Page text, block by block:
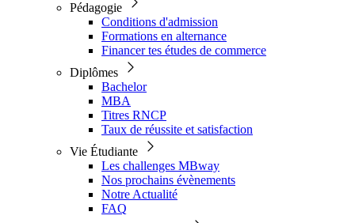
Pédagogie
Conditions d'admission
Formations en alternance
Financer tes études de commerce
Diplômes
Bachelor
MBA
Titres RNCP
Taux de réussite et satisfaction
Vie Étudiante
Les challenges MBway
Nos prochains évènements
Notre Actualité
FAQ